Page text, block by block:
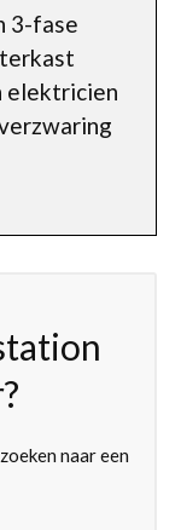
3-fase
elektricien
naar een